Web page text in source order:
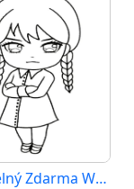
Tisknutelný Zdarma Wednesday